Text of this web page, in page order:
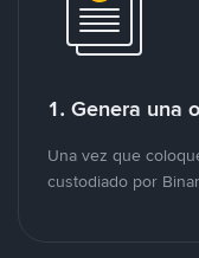
1. Genera una
Una vez que
custodiado por